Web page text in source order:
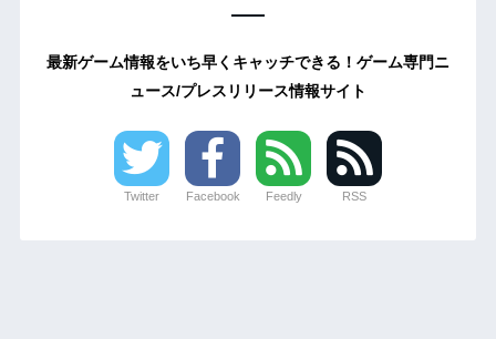
最新ゲーム情報をいち早くキャッチできる！ゲーム専門ニ
ュース/プレスリリース情報サイト
Twitter Facebook Feedly RSS